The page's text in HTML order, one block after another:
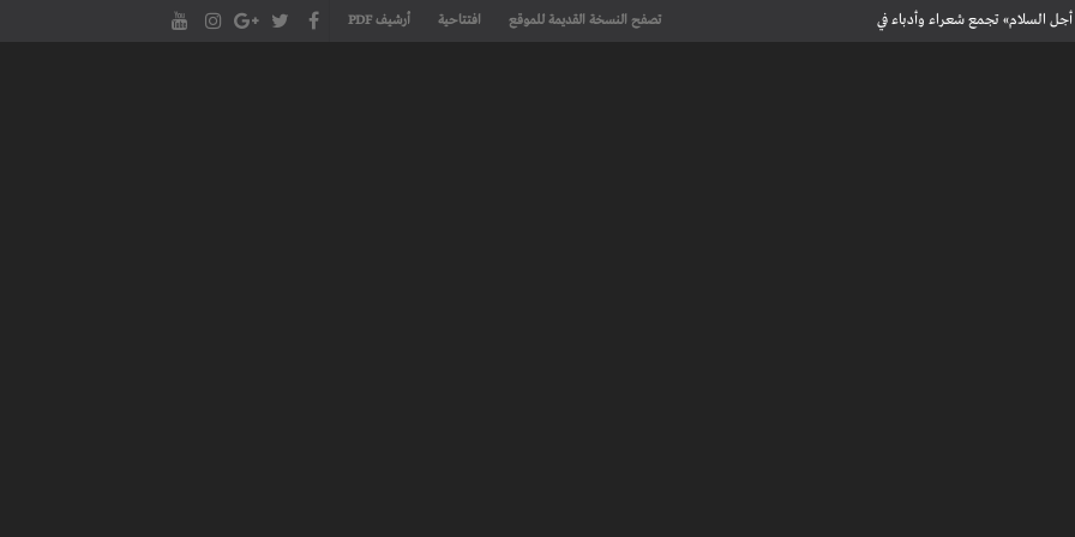
السلام» تجمع شعراء وأدباء في تصفح النسخة القديمة للموقع افتتاحية أرشيف PDF